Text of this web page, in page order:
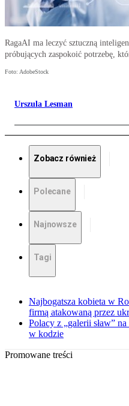
RagaAI ma leczyć sztuczną
próbujących zaspokoić potrzebę,
Foto: AdobeStock
Urszula Lesman
Zobacz również
Polecane
Najnowsze
Tagi
Najbogatsza kobieta w
firmą atakowaną przez
Polacy z „galerii sław”
w kodzie
Promowane treści